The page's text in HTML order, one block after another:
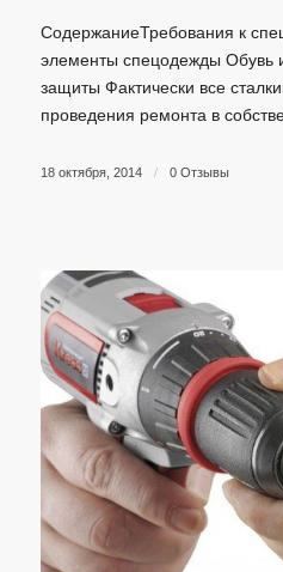
СодержаниеТребования к
элементы спецодежды Обувь
защиты Фактически все
проведения ремонта в
18 октября, 2014 / 0 Отзывы